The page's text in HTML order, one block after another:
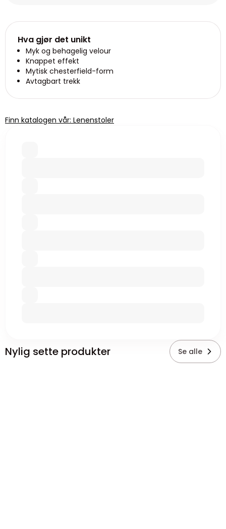
Hva gjør det unikt
Myk og behagelig velour
Knappet effekt
Mytisk chesterfield-form
Avtagbart trekk
Finn katalogen vår: Lenenstoler
Nylig sette produkter Se alle